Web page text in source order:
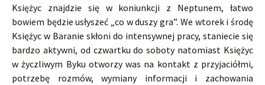
Księżyc znajdzie się w koniunkcji z Neptunem, łatwo
bowiem będzie usłyszeć „co w duszy gra”. We wtorek i środę
Księżyc w Baranie skłoni do intensywnej pracy, staniecie się
bardzo aktywni, od czwartku do soboty natomiast Księżyc
w życzliwym Byku otworzy was na kontakt z przyjaciółmi,
potrzebę rozmów, wymiany informacji i zachowania